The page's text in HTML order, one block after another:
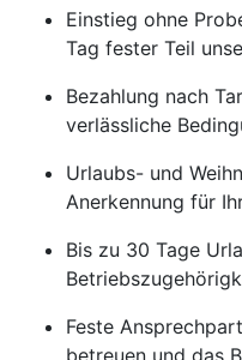
Einstieg ohne
Tag fester Teil
Bezahlung nach
verlässliche
Urlaubs- und
Anerkennung für
Bis zu 30 Tage
Feste
betreuen und das